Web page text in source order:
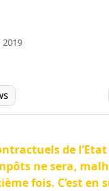
2019
de l’Etat
ne sera,
fois. C’est en